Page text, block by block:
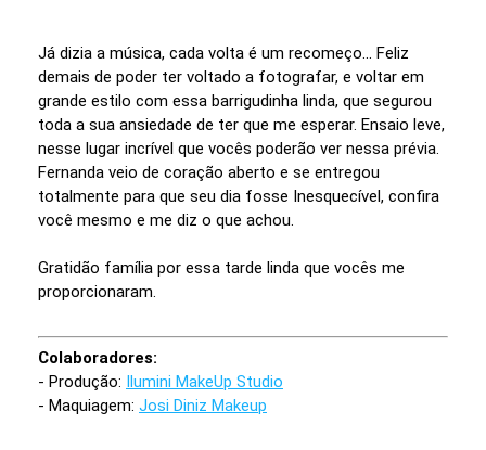
Já dizia a música, cada volta é um recomeço... Feliz
demais de poder ter voltado a fotografar, e voltar em
grande estilo com essa barrigudinha linda, que segurou
toda a sua ansiedade de ter que me esperar. Ensaio leve,
nesse lugar incrível que vocês poderão ver nessa prévia.
Fernanda veio de coração aberto e se entregou
totalmente para que seu dia fosse Inesquecível, confira
você mesmo e me diz o que achou.
Gratidão família por essa tarde linda que vocês me
proporcionaram.
Colaboradores:
- Produção: Ilumini MakeUp Studio
- Maquiagem: Josi Diniz Makeup